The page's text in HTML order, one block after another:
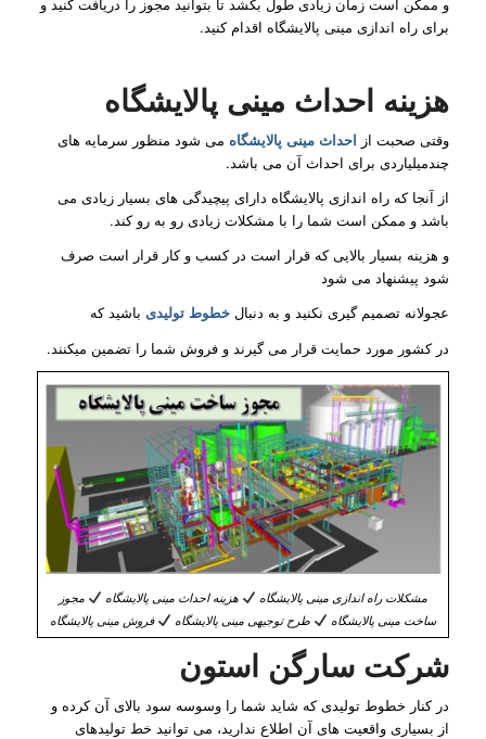
برای راه اندازی مینی پالایشگاه اقدام کنید.
هزینه احداث مینی پالایشگاه
وقتی صحبت از احداث مینی پالایشگاه می شود منظور سرمایه های
چندمیلیاردی برای احداث آن می باشد.
از آنجا که راه اندازی پالایشگاه دارای پیچیدگی های بسیار زیادی می
باشد و ممکن است شما را با مشکلات زیادی رو به رو کند.
و هزینه بسیار بالایی که قرار است در کسب و کار قرار است صرف
شود پیشنهاد می شود
عجولانه تصمیم گیری نکنید و به دنبال خطوط تولیدی باشید که
در کشور مورد حمایت قرار می گیرند و فروش شما را تضمین میکنند.
مشکلات راه اندازی مینی پالایشگاه هزینه احداث مینی پالایشگاه
مجوز
ساخت مینی پالایشگاه
طرح توجیهی مینی پالایشگاه فروش مینی پالایشگاه
شرکت سارگن استون
در کنار خطوط تولیدی که شاید شما را وسوسه سود بالای آن کرده و
از بسیاری واقعیت های آن اطلاع ندارید، می توانید خط تولیدهای